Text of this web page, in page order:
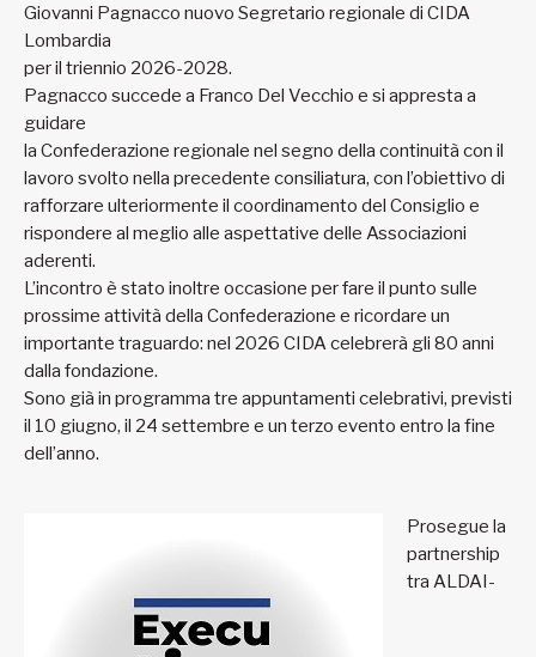
Giovanni Pagnacco nuovo Segretario regionale di CIDA
Lombardia
per il triennio 2026-2028.
Pagnacco succede a Franco Del Vecchio e si appresta a
guidare
la Confederazione regionale nel segno della continuità con il
lavoro svolto nella precedente consiliatura, con l’obiettivo di
rafforzare ulteriormente il coordinamento del Consiglio e
rispondere al meglio alle aspettative delle Associazioni
aderenti.
L’incontro è stato inoltre occasione per fare il punto sulle
prossime attività della Confederazione e ricordare un
importante traguardo: nel 2026 CIDA celebrerà gli 80 anni
dalla fondazione.
Sono già in programma tre appuntamenti celebrativi, previsti
il 10 giugno, il 24 settembre e un terzo evento entro la fine
dell’anno.
Prosegue la
partnership
tra ALDAI-